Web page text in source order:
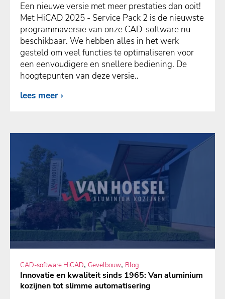
Een nieuwe versie met meer prestaties dan ooit!
Met HiCAD 2025 - Service Pack 2 is de nieuwste
programmaversie van onze CAD-software nu
beschikbaar. We hebben alles in het werk
gesteld om veel functies te optimaliseren voor
een eenvoudigere en snellere bediening. De
hoogtepunten van deze versie..
lees meer
CAD-software HiCAD, Gevelbouw, Blog
Innovatie en kwaliteit sinds 1965: Van aluminium
kozijnen tot slimme automatisering